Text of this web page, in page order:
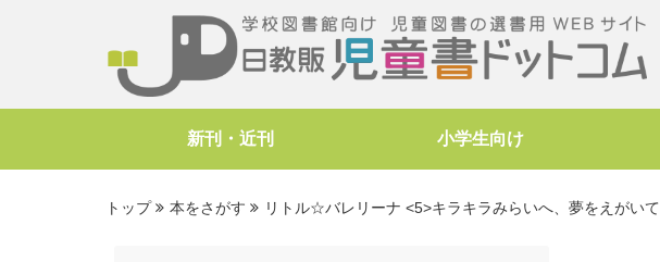
新刊・近刊 小学生向け
トップ 本をさがす リトル☆バレリーナ <5>キラキラみらいへ、夢をえがいて